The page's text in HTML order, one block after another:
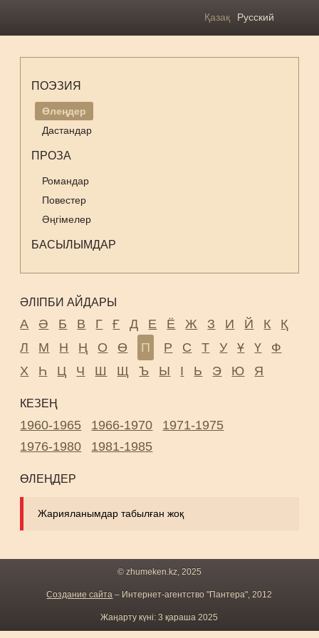
Қазақ Русский
ПОЭЗИЯ
Өлеңдер
Дастандар
ПРОЗА
Романдар
Повестер
Әңгімелер
БАСЫЛЫМДАР
ӘЛІПБИ АЙДАРЫ
А Ә Б В Г Ғ Д Е Ё Ж З И Й К
Қ
Л
М Н Ң О Ө П Р С Т У Ұ Ү
Ф
Х
Һ Ц Ч Ш Щ Ъ Ы І Ь Э Ю Я
КЕЗЕҢ
1960-1965 1966-1970
1971-1975
1976-1980
1981-1985
ӨЛЕҢДЕР
Жарияланымдар табылған жоқ
© zhumeken.kz, 2025
Создание сайта – Интернет-агентство "Пантера", 2012
Жаңарту күні: 3 қараша 2025